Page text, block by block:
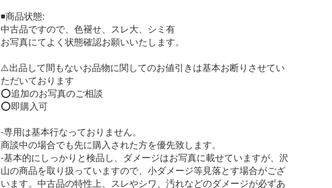
◾️商品状態:
中古品ですので、色褪せ、スレ大、シミ有
お写真にてよく状態確認お願いいたします。
⚠️出品して間もないお品物に関してのお値引きは基本お断りさせてい
ただいております
⭕️追加のお写真のご相談
⭕️即購入可
-専用は基本行なっておりません。
商談中の場合でも先に購入された方を優先致します。
-基本的にしっかりと検品し、ダメージはお写真に載せていますが、沢
山の商品を取り扱っていますので、小ダメージ等見落とす場合がござ
います。中古品の特性上、スレやシワ、汚れなどのダメージが必ずあ